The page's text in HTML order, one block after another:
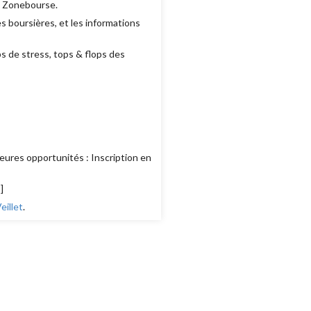
boursières, et les informations
de stress, tops & flops des
opportunités : Inscription en
]
.